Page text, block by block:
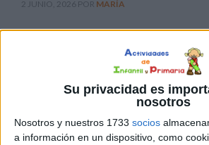
Su privacidad es
nosotros
Nosotros y nuestros 1733 socios
a información en un dispositivo, como
2 JUNIO, 2026 POR MARÍA
tablas de multiplicar
Pulsa sobre el enlace para